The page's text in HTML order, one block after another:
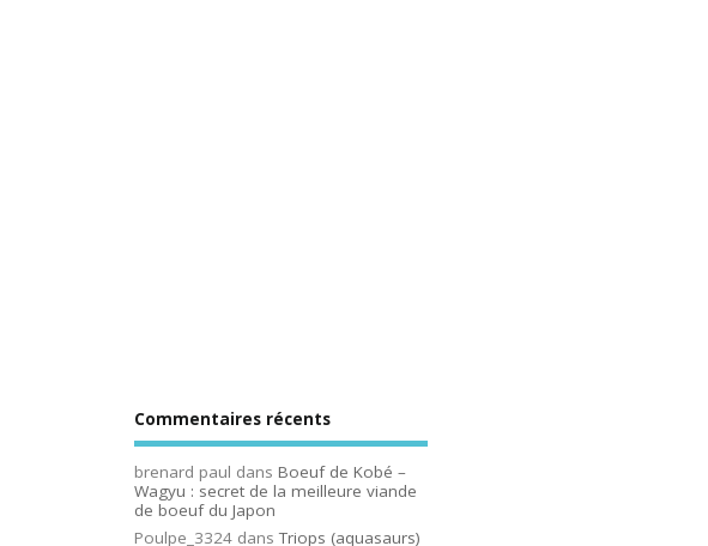
Commentaires récents
brenard paul dans Boeuf de Kobé –
Wagyu : secret de la meilleure viande
de boeuf du Japon
Poulpe_3324 dansTriops (aquasaurs)